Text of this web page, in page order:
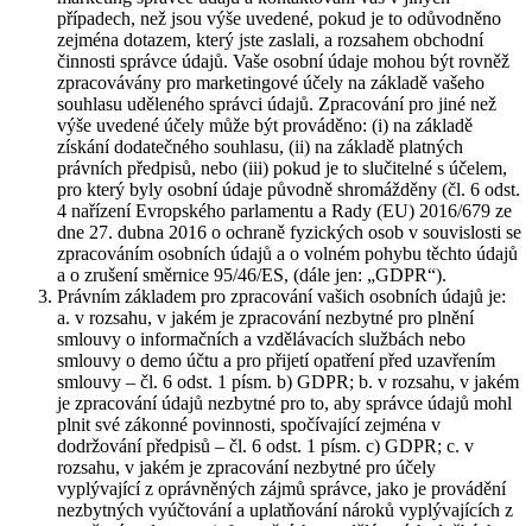
případech, než jsou výše uvedené, pokud je to odůvodněno
zejména dotazem, který jste zaslali, a rozsahem obchodní
činnosti správce údajů. Vaše osobní údaje mohou být rovněž
zpracovávány pro marketingové účely na základě vašeho
souhlasu uděleného správci údajů. Zpracování pro jiné než
výše uvedené účely může být prováděno: (i) na základě
získání dodatečného souhlasu, (ii) na základě platných
právních předpisů, nebo (iii) pokud je to slučitelné s účelem,
pro který byly osobní údaje původně shromážděny (čl. 6 odst.
4 nařízení Evropského parlamentu a Rady (EU) 2016/679 ze
dne 27. dubna 2016 o ochraně fyzických osob v souvislosti se
zpracováním osobních údajů a o volném pohybu těchto údajů
a o zrušení směrnice 95/46/ES, (dále jen: „GDPR“).
Právním základem pro zpracování vašich osobních údajů je:
a. v rozsahu, v jakém je zpracování nezbytné pro plnění
smlouvy o informačních a vzdělávacích službách nebo
smlouvy o demo účtu a pro přijetí opatření před uzavřením
smlouvy – čl. 6 odst. 1 písm. b) GDPR; b. v rozsahu, v jakém
je zpracování údajů nezbytné pro to, aby správce údajů mohl
plnit své zákonné povinnosti, spočívající zejména v
dodržování předpisů – čl. 6 odst. 1 písm. c) GDPR; c. v
rozsahu, v jakém je zpracování nezbytné pro účely
vyplývající z oprávněných zájmů správce, jako je provádění
nezbytných vyúčtování a uplatňování nároků vyplývajících z